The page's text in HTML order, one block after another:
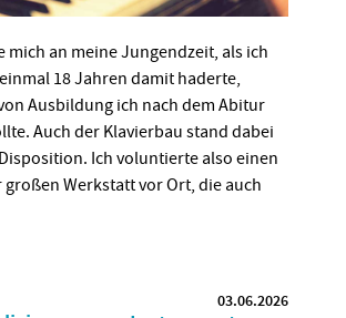
mich an meine Jungendzeit, als ich
18 Jahren damit haderte,
Ausbildung ich nach dem Abitur
Auch der Klavierbau stand dabei
Ich voluntierte also einen
großen Werkstatt vor Ort, die auch
03.06.2026